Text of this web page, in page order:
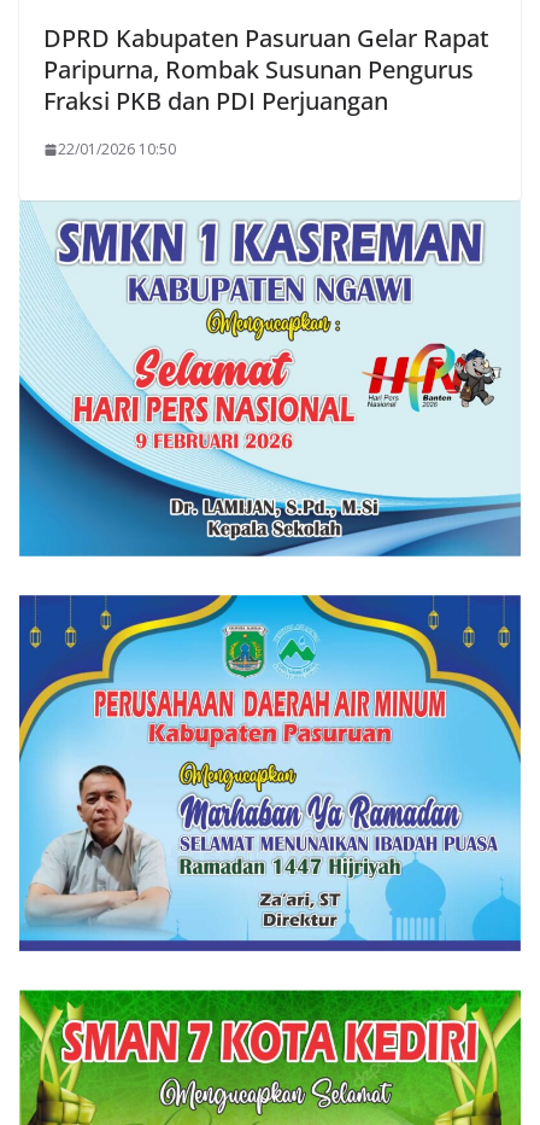
DPRD Kabupaten Pasuruan Gelar Rapat
Paripurna, Rombak Susunan Pengurus
Fraksi PKB dan PDI Perjuangan
22/01/2026 10:50